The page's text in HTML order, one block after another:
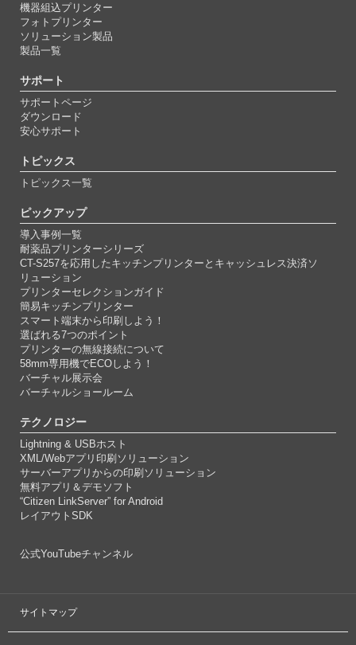
機器組込プリンター
フォトプリンター
ソリューション製品
製品一覧
サポート
サポートページ
ダウンロード
安心サポート
トピックス
トピックス一覧
ピックアップ
導入事例一覧
耐薬品プリンターシリーズ
CT-S257を応用したキッチンプリンターとキャッシュレス決済ソ
リューション
プリンターセレクションガイド
簡易キッチンプリンター
スマート端末から印刷しよう！
選ばれる7つのポイント
プリンターの無線接続について
58mm専用機でECOしよう！
バーチャル展示会
バーチャルショールーム
テクノロジー
Lightning & USBホスト
XML/Webアプリ印刷ソリューション
サーバーアプリからの印刷ソリューション
無料アプリ＆デモソフト
“Citizen LinkServer” for Android
レイアウトSDK
公式YouTubeチャンネル
サイトマップ